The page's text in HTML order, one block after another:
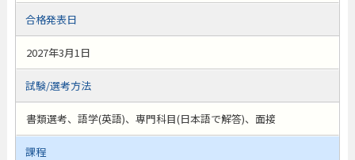
合格発表日
2027年3月1日
試験/選考方法
書類選考、語学(英語)、専門科目(日本語で解答)、面接
課程